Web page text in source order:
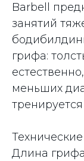
Barbell
занятий
грифа:
меньших
Длина